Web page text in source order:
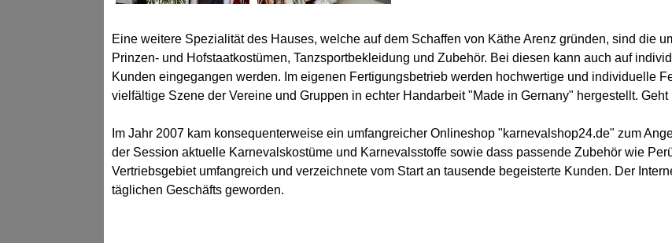
Eine weitere Spezialität des Hauses, welche auf dem Schaffen von Käthe Arenz gründen, sind die
Prinzen- und Hofstaatkostümen, Tanzsportbekleidung und Zubehör. Bei diesen kann auch auf
Kunden eingegangen werden. Im eigenen Fertigungsbetrieb werden hochwertige und individuelle
vielfältige Szene der Vereine und Gruppen in echter Handarbeit "Made in Gernany" hergestellt. Geht
Im Jahr 2007 kam konsequenterweise ein umfangreicher Onlineshop "karnevalshop24.de" zum
der Session aktuelle Karnevalskostüme und Karnevalsstoffe sowie dass passende Zubehör wie
Vertriebsgebiet umfangreich und verzeichnete vom Start an tausende begeisterte Kunden. Der
täglichen Geschäfts geworden.